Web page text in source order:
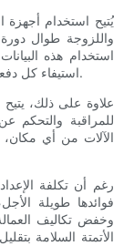
يُتيح استخدام
واللزوجة طوال
استخدام هذه
استيفاء كل دفعة لمعايير الجودة الصارمة دون تدخل يدوي مفرط.
علاوة على ذلك،
للمراقبة والتحكم
الآلات من أي مكان،
رغم أن تكلفة
فوائدها طويلة
وخفض تكاليف
الأتمتة السلامة